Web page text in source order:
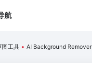
航
图工具 • AI Background Remover